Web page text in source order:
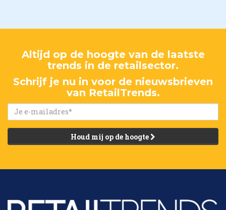
Altijd op de hoogte van de laatste
trends in de retailsector.
Schrijf je nu in voor de nieuwsbrieven
van RetailTrends.
Houd mij op de hoogte